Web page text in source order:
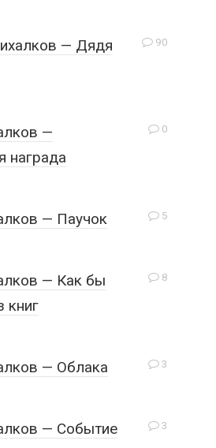
90
— Дядя
0
—
награда
5
— Паучок
8
— Как бы
книг
3
— Облака
3
— Событие